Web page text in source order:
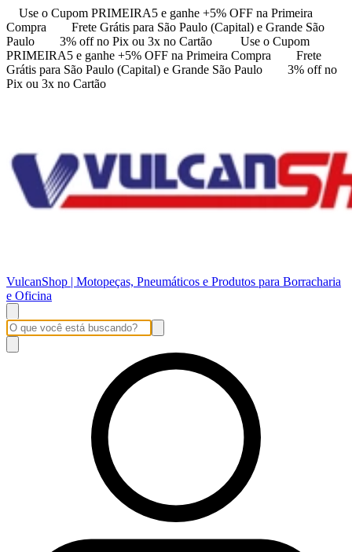
Use o Cupom PRIMEIRA5 e ganhe +5% OFF na Primeira
Compra
Frete Grátis para São Paulo (Capital) e Grande São
Paulo
3% off no Pix ou 3x no Cartão
Use o Cupom
PRIMEIRA5 e ganhe +5% OFF na Primeira Compra
Frete
Grátis para São Paulo (Capital) e Grande São Paulo
3% off no
Pix ou 3x no Cartão
VulcanShop | Motopeças, Pneumáticos e Produtos para Borracharia
e Oficina